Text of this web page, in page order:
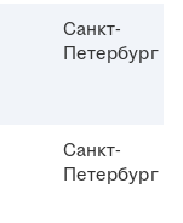
Санкт-
Петербург
Санкт-
Петербург